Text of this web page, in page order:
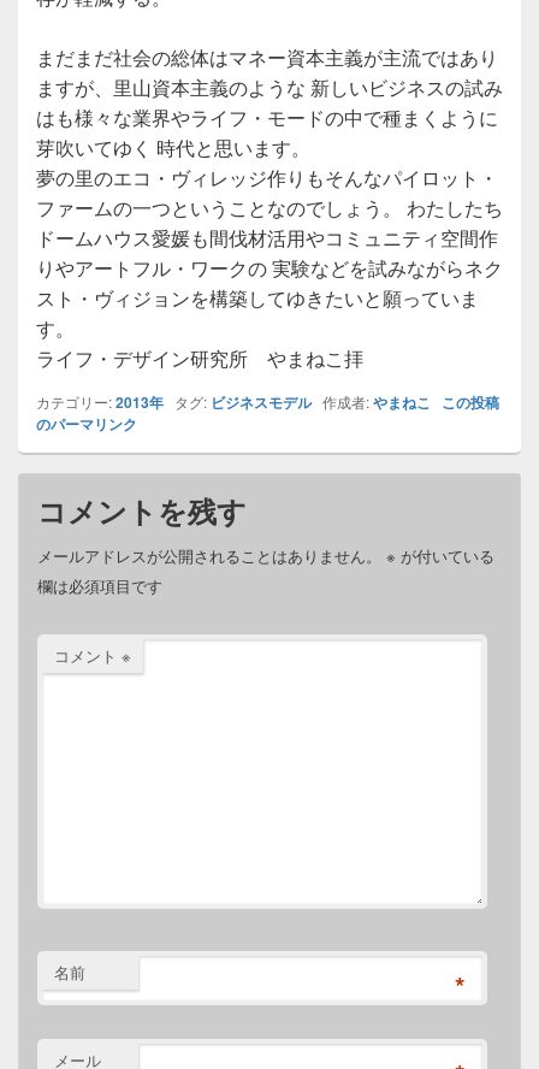
まだまだ社会の総体はマネー資本主義が主流ではあり
ますが、里山資本主義のような 新しいビジネスの試み
はも様々な業界やライフ・モードの中で種まくように
芽吹いてゆく 時代と思います。
夢の里のエコ・ヴィレッジ作りもそんなパイロット・
ファームの一つということなのでしょう。 わたしたち
ドームハウス愛媛も間伐材活用やコミュニティ空間作
りやアートフル・ワークの 実験などを試みながらネク
スト・ヴィジョンを構築してゆきたいと願っていま
す。
ライフ・デザイン研究所 やまねこ拝
カテゴリー:2013年 タグ: ビジネスモデル作成者:やまねこ
この投稿
のパーマリンク
コメントを残す
メールアドレスが公開されることはありません。 ※ が付いている
欄は必須項目です
コメント ※
名前 *
メール